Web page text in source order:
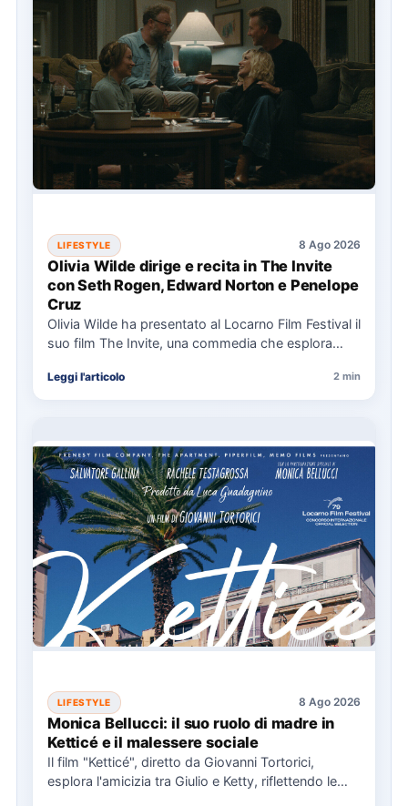
LIFESTYLE 8 Ago 2026
Olivia Wilde dirige e recita in The Invite
con Seth Rogen, Edward Norton e Penelope
Cruz
Olivia Wilde ha presentato al Locarno Film Festival il
suo film The Invite, una commedia che esplora
Leggi l'articolo 2 min
LIFESTYLE 8 Ago 2026
Monica Bellucci: il suo ruolo di madre in
Ketticé e il malessere sociale
Il film "Ketticé", diretto da Giovanni Tortorici,
esplora l'amicizia tra Giulio e Ketty, riflettendo le